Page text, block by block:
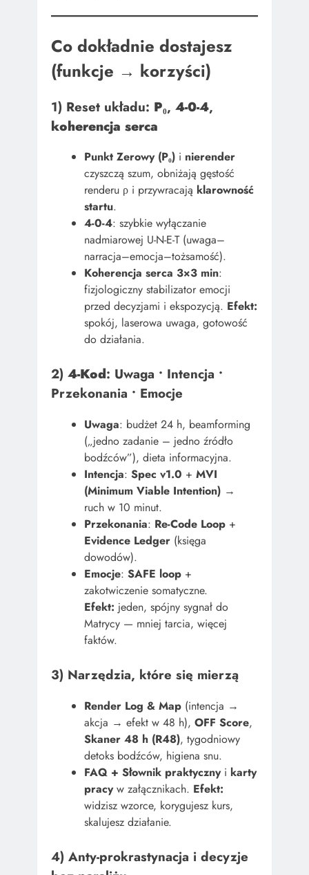
Co dokładnie dostajesz
(funkcje → korzyści)
1) Reset układu: P₀, 4-0-4,
koherencja serca
Punkt Zerowy (P₀) i nierender
czyszczą szum, obniżają gęstość
renderu ρ i przywracają klarowność
startu.
4-0-4: szybkie wyłączanie
nadmiarowej U-N-E-T (uwaga–
narracja–emocja–tożsamość).
Koherencja serca 3×3 min:
fizjologiczny stabilizator emocji
przed decyzjami i ekspozycją. Efekt:
spokój, laserowa uwaga, gotowość
do działania.
2) 4-Kod: Uwaga • Intencja •
Przekonania • Emocje
Uwaga: budżet 24 h, beamforming
(„jedno zadanie – jedno źródło
bodźców”), dieta informacyjna.
Intencja: Spec v1.0 + MVI
(Minimum Viable Intention) →
ruch w 10 minut.
Przekonania: Re-Code Loop +
Evidence Ledger (księga
dowodów).
Emocje: SAFE loop +
zakotwiczenie somatyczne.
Efekt: jeden, spójny sygnał do
Matrycy — mniej tarcia, więcej
faktów.
3) Narzędzia, które się mierzą
Render Log & Map (intencja →
akcja → efekt w 48 h), OFF Score,
Skaner 48 h (R48), tygodniowy
detoks bodźców, higiena snu.
FAQ + Słownik praktycznyi karty
pracyw załącznikach. Efekt:
widzisz wzorce, korygujesz kurs,
skalujesz działanie.
4) Anty-prokrastynacja i decyzje